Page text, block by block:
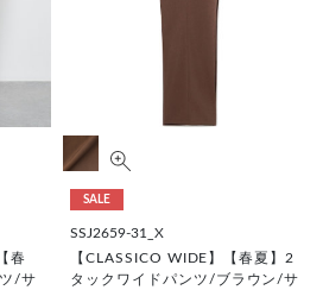
春
/サ
SALE
SSJ2659-31_X
【CLASSICO WIDE】【春夏】2
タックワイドパンツ/ブラウン/サ